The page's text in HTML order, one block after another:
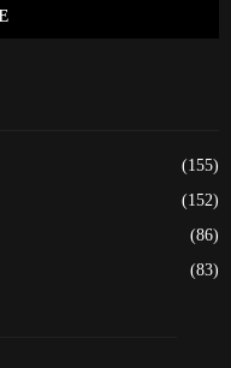
(155)
(152)
(86)
(83)